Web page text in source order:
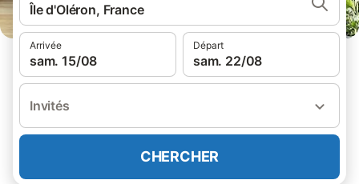
Île d'Oléron, France
Arrivée
sam. 15/08
Départ
sam. 22/08
Invités
CHERCHER